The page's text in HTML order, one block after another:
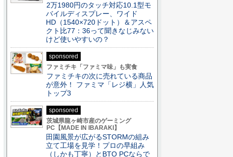
2万1980円のタッチ対応10.1型モ
バイルディスプレー、ワイド
HD（1540×720ドット）＆アスペ
クト比77：36って聞きなじみない
けど使いやすいの？
sponsored
ファミチキ「ファミマ味」も実食
ファミチキの次に売れている商品
が意外！ ファミマ「レジ横」人気
トップ3
sponsored
茨城県龍ヶ崎市産のゲーミング
PC【MADE IN IBARAKI】
田園風景が広がるSTORMの組み
立て工場を見学！プロの早組み
（しかも丁寧）とBTO PCならで